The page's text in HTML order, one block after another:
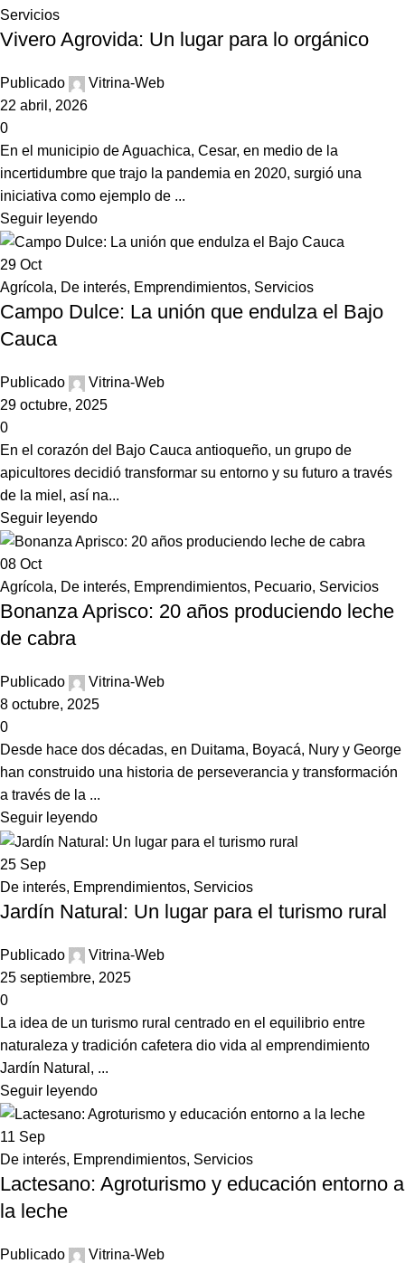
Servicios
Vivero Agrovida: Un lugar para lo orgánico
Publicado
Vitrina-Web
22 abril, 2026
0
En el municipio de Aguachica, Cesar, en medio de la
incertidumbre que trajo la pandemia en 2020, surgió una
iniciativa como ejemplo de ...
Seguir leyendo
29 Oct
Agrícola, De interés, Emprendimientos, Servicios
Campo Dulce: La unión que endulza el Bajo
Cauca
Publicado
Vitrina-Web
29 octubre, 2025
0
En el corazón del Bajo Cauca antioqueño, un grupo de
apicultores decidió transformar su entorno y su futuro a través
de la miel, así na...
Seguir leyendo
08 Oct
Agrícola, De interés, Emprendimientos, Pecuario, Servicios
Bonanza Aprisco: 20 años produciendo leche
de cabra
Publicado
Vitrina-Web
8 octubre, 2025
0
Desde hace dos décadas, en Duitama, Boyacá, Nury y George
han construido una historia de perseverancia y transformación
a través de la ...
Seguir leyendo
25 Sep
De interés, Emprendimientos, Servicios
Jardín Natural: Un lugar para el turismo rural
Publicado
Vitrina-Web
25 septiembre, 2025
0
La idea de un turismo rural centrado en el equilibrio entre
naturaleza y tradición cafetera dio vida al emprendimiento
Jardín Natural, ...
Seguir leyendo
11 Sep
De interés, Emprendimientos, Servicios
Lactesano: Agroturismo y educación entorno a
la leche
Publicado
Vitrina-Web